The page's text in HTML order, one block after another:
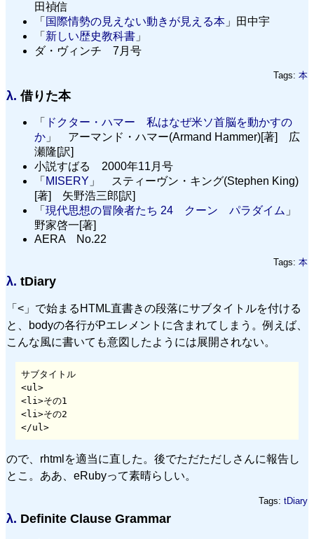
田禎信
「 国際情勢の見えない動きが見える本 」田中宇
「 新しい歴史教科書 」
ダ・ヴィンチ 7月号
Tags: 本
λ. 借りた本
「
ドクター・ハマー 私はなぜ米ソ首脳を動かすの
か 」 アーマンド・ハマー(Armand Hammer)[著] 広
瀬隆[訳]
小説すばる 2000年11月号
「 MISERY 」 スティーヴン・キング(Stephen King)
[著] 矢野浩三郎[訳]
「 現代思想の冒険者たち 24 クーン パラダイム 」
野家啓一[著]
AERA No.22
Tags: 本
λ. tDiary
「<」で始まるHTML直書きの段落にサブタイトルを付ける
と、bodyの各行がPエレメントに含まれてしまう。例えば、
こんな風に書いても意図したようには展開されない。
サブタイトル
<ul>
<li>その1
<li>その2
ので、rhtmlを適当に直した。後でただただしさんに報告し
とこ。ああ、eRubyって素晴らしい。
Tags: tDiary
λ. Definite Clause Grammar